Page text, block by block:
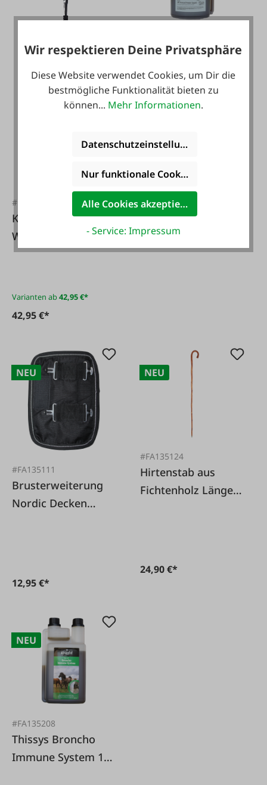
#132917
KERBL Infrarot-
Wärmestrahlgerät
Splash IPX7
Varianten ab42,95 €*
42,95 €*
All Around Senior
Liquid 1 Liter
47,99 €*
NEU
#FA135111
Brusterweiterung
Nordic Decken
12,95 €*
NEU
#FA135124
Hirtenstab aus
Fichtenholz Länge
24,90 €*
NEU
#FA135208
Thissys Broncho
Immune System 1
Wir respektieren Deine Privatsphäre
Diese Website verwendet Cookies, um Dir die
bestmögliche Funktionalität bieten zu
können... Mehr Informationen.
Datenschutzeinstellungen
Nur funktionale Cookies akzeptieren
Alle Cookies akzeptieren
- Service: Impressum